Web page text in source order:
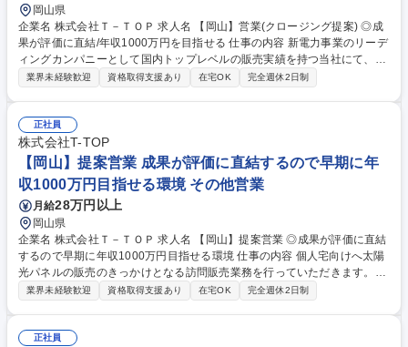
岡山県
企業名 株式会社Ｔ－ＴＯＰ 求人名 【岡山】営業(クロージング提案) ◎成
果が評価に直結/年収1000万円を目指せる 仕事の内容 新電力事業のリーデ
ィングカンパニーとして国内トップレベルの販売実績を持つ当社にて、別
営業担当から紹介された太陽光発電に興味を持たれたお客様への提案営業
業務を引き継ぎ、太陽光発電導入のクロージングをお任せいたします。協
力し合う社風に加え、社内でノウハウ共有がありトークスクリプトも用意
されております。そのため再現性高く成果を出しやすい環境です。またが
んばった分だけ評価に直結する制度を導入しています。 募集職種 【岡
山】営業(クロージング提案) ◎成果が評価に直結/年収1000万円を目指せ
る
業界未経験歓迎 資格取得支援あり 在宅OK 完全週休2日制
正社員
株式会社T-TOP
【岡山】提案営業 成果が評価に直結するので早期に年
収1000万円目指せる環境 その他営業
月給28万円以上
岡山県
企業名 株式会社Ｔ－ＴＯＰ 求人名 【岡山】提案営業 ◎成果が評価に直結
するので早期に年収1000万円目指せる環境 仕事の内容 個人宅向けへ太陽
光パネルの販売のきっかけとなる訪問販売業務を行っていただきます。適
性をみて太陽光パネルに興味をもっていただいたお客様への提案営業を順
ついてくるようになっております。またがんばった分だけ評価に直結する
業界未経験歓迎 資格取得支援あり 在宅OK 完全週休2日制
正社員